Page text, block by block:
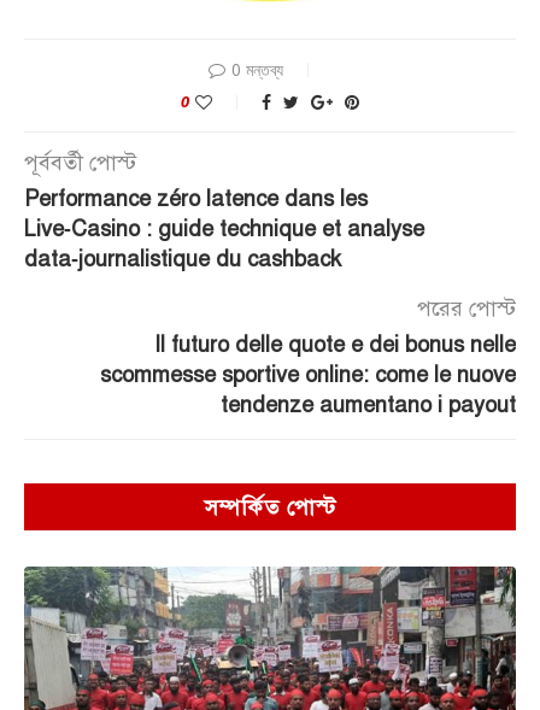
0 মন্তব্য
0
পূর্ববর্তী পোস্ট
Performance zéro latence dans les
Live‑Casino : guide technique et analyse
data‑journalistique du cashback
পরের পোস্ট
Il futuro delle quote e dei bonus nelle
scommesse sportive online: come le nuove
tendenze aumentano i payout
সম্পর্কিত পোস্ট